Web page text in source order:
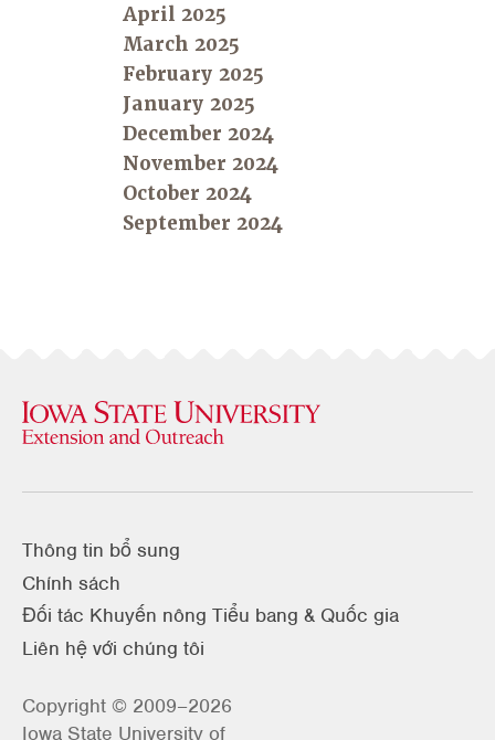
April 2025
March 2025
February 2025
January 2025
December 2024
November 2024
October 2024
September 2024
Thông tin bổ sung
Chính sách
Đối tác Khuyến nông Tiểu bang & Quốc gia
Liên hệ với chúng tôi
Copyright © 2009–2026
Iowa State University of